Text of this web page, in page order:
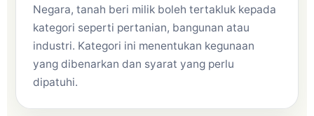
Negara, tanah beri milik boleh tertakluk kepada
kategori seperti pertanian, bangunan atau
industri. Kategori ini menentukan kegunaan
yang dibenarkan dan syarat yang perlu
dipatuhi.